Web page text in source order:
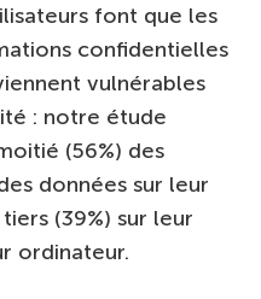
font que les
confidentielles
vulnérables
: notre étude
(56%) des
données sur leur
(39%) sur leur
ordinateur.